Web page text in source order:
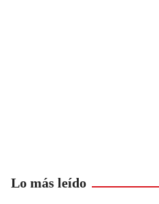
Lo más leído